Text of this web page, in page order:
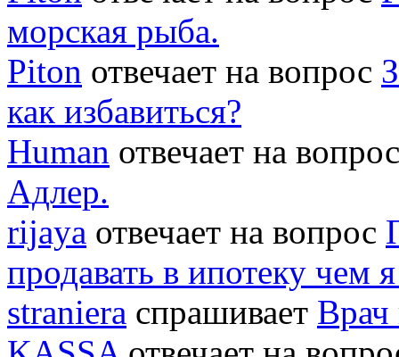
морская рыба.
Piton отвечает на вопрос
как избавиться?
Human отвечает на
Адлер.
rijaya отвечает на вопрос
продавать в ипотеку чем
straniera спрашивает Врач